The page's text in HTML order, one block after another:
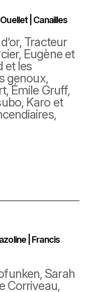
| Canailles
Tracteur
Eugène et
et les
genoux,
Émile Gruff,
Karo et
| Francis
Sarah
Corriveau,